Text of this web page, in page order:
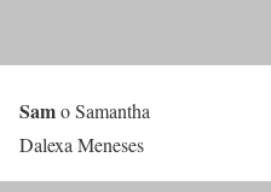
Samo Samantha
Dalexa Meneses